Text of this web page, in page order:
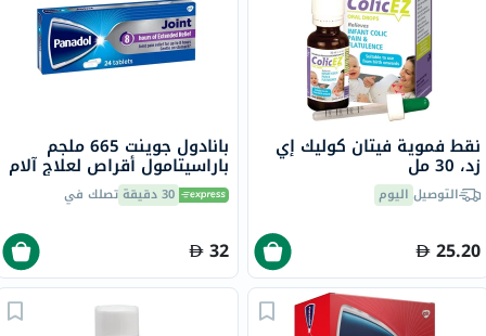
نقط فموية فيتان كوليك إي
زد، 30 مل
التوصيل اليوم
25.20
بانادول جوينت 665 ملجم
باراسيتامول أقراص لعلاج آلام
المفاصل الناتجة عن هشاشة
العظام، حزمة من 24
30 دقيقة تصلك في
32